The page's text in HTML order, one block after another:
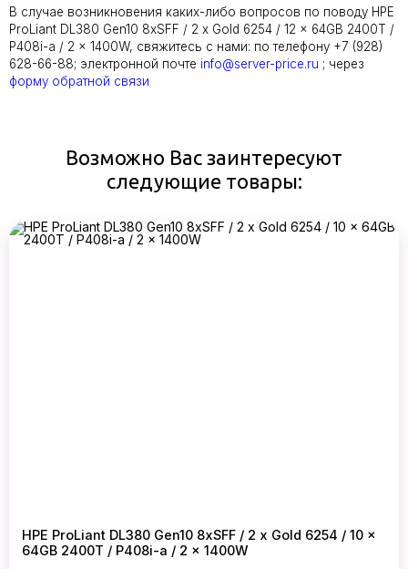
В случае возникновения каких-либо вопросов по поводу HPE
ProLiant DL380 Gen10 8xSFF / 2 x Gold 6254 / 12 x 64GB 2400T /
P408i-a / 2 x 1400W, свяжитесь с нами: по телефону +7 (928)
628-66-88; электронной почте info@server-price.ru ; через
форму обратной связи
Возможно Вас заинтересуют
следующие товары:
HPE ProLiant DL380 Gen10 8xSFF / 2 x Gold 6254 / 10 x
64GB 2400T / P408i-a / 2 x 1400W